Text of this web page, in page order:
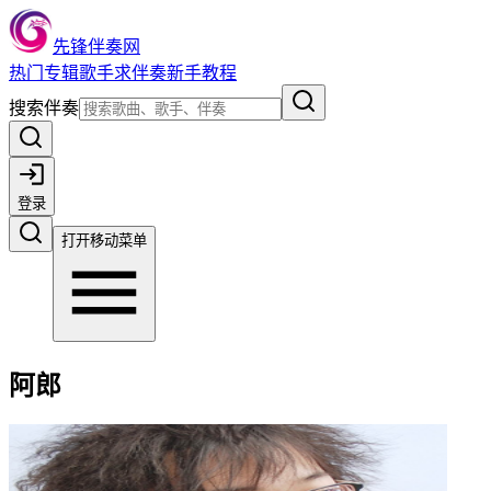
先锋伴奏网
热门 专辑歌手求伴奏新手教程
搜索伴奏
登录
打开移动菜单
阿郎